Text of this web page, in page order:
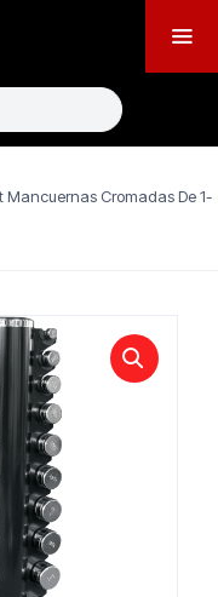
Mancuernas Cromadas De 1-